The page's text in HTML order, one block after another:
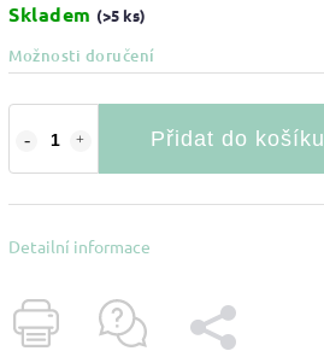
Skladem (>5 ks)
Možnosti doručení
Přidat do košíku
Detailní informace